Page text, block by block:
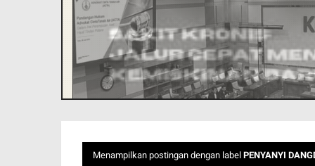
Menampilkan postingan dengan label PENYANYI